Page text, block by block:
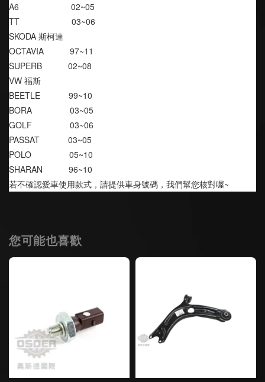
A6                      02~05
TT                      03~06
SKODA 斯柯達
OCTAVIA           97~11
SUPERB           02~08
VW 福斯
BEETLE            99~10
BORA                03~05
GOLF                03~06
PASSAT            03~05
POLO                05~10
SHARAN           96~10
若不確認愛車使用款式，請提供車身號碼，我們幫您核對喔~
您可能也喜歡